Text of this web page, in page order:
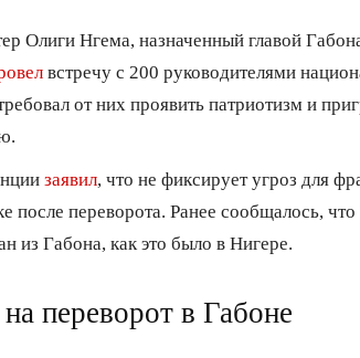
Олиги Нгема, назначенный главой
встречу с 200 руководителями
от них проявить патриотизм и
заявил , что не фиксирует угроз для
после переворота. Ранее сообщалось,
из Габона, как это было в Нигере.
переворот в Габоне